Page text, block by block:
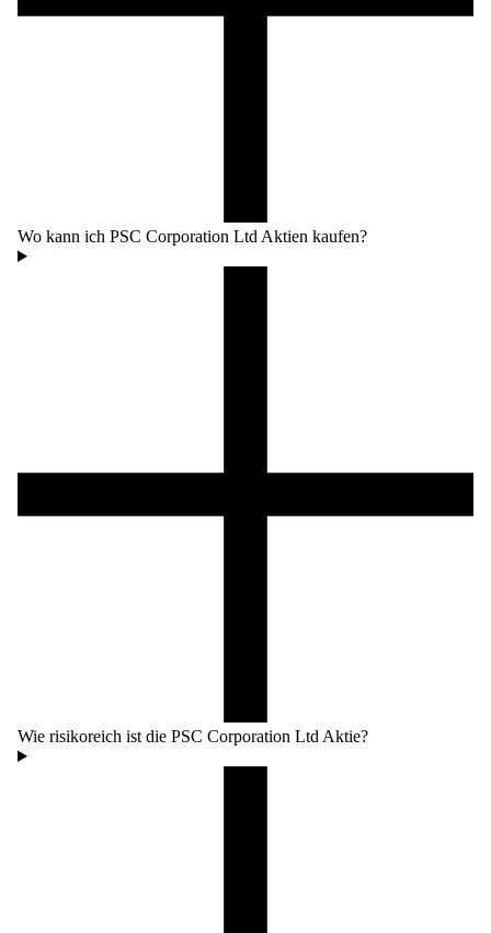
Wo kann ich PSC Corporation Ltd Aktien kaufen?
Wie risikoreich ist die PSC Corporation Ltd Aktie?